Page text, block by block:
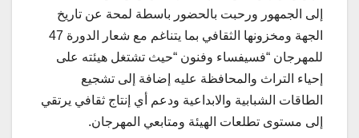
إلى الجمهور ورحبت بالحضور باسطة لمحة عن تاريخ
الجهة ومخزونها الثقافي بما يتناغم مع شعار الدورة 47
للمهرجان “فسيفساء وفنون “حيث تشتغل هيئته على
إحياء التراث والمحافظة عليه إضافة إلى تشجيع
الطاقات الشبابية والابداعية ودعم أي إنتاج ثقافي يرتقي
إلى مستوى تطلعات الهيئة ومتابعي المهرجان.